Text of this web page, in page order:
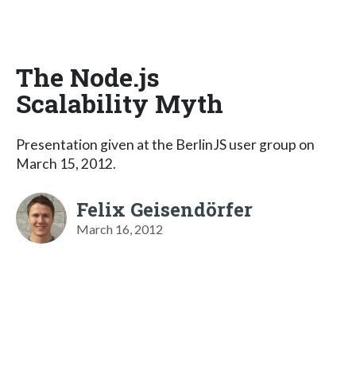
The Node.js
Scalability Myth
Presentation given at the BerlinJS user group on
March 15, 2012.
Felix Geisendörfer
March 16, 2012